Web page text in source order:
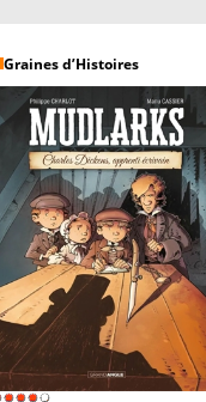
Graines d’Histoires